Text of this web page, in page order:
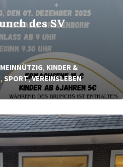
des SV
, KINDER &
,SPORT,VEREINSLEBEN